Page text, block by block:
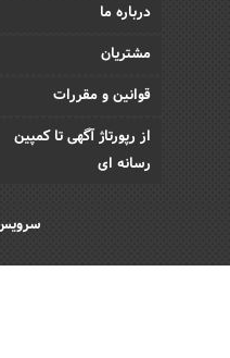
درباره ما
مشتریان
قوانین و مقررات
از رپورتاژ آگهی تا کمپین
رسانه ای